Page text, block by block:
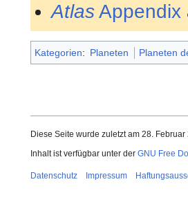
AtlasAppendix
Kategorien: Planeten Planeten
Diese Seite wurde zuletzt am 28.
Inhalt ist verfügbar unter der GNU Free
Datenschutz Impressum